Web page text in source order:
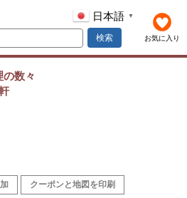
お気に入り
日本語 ▼
検索
数々
クーポンと地図を印刷